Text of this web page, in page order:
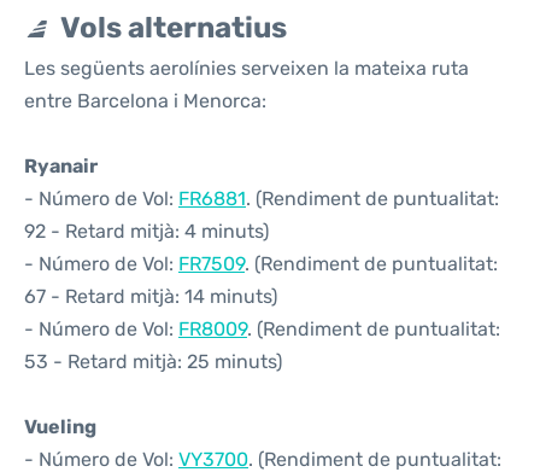
Vols alternatius
Les següents aerolínies serveixen la mateixa ruta
entre Barcelona i Menorca:
Ryanair
- Número de Vol: FR6881. (Rendiment de puntualitat:
92 - Retard mitjà: 4 minuts)
- Número de Vol: FR7509. (Rendiment de puntualitat:
67 - Retard mitjà: 14 minuts)
- Número de Vol: FR8009. (Rendiment de puntualitat:
53 - Retard mitjà: 25 minuts)
Vueling
- Número de Vol: VY3700. (Rendiment de puntualitat: